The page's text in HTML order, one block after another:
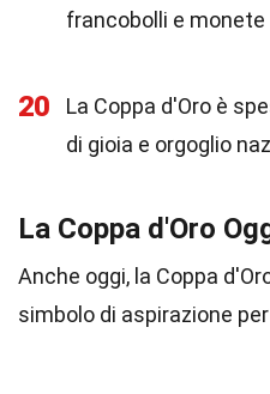
francobolli e
20
La Coppa d'Oro è
di gioia e orgoglio
La Coppa d'Oro
Anche oggi, la Coppa
simbolo di aspirazione